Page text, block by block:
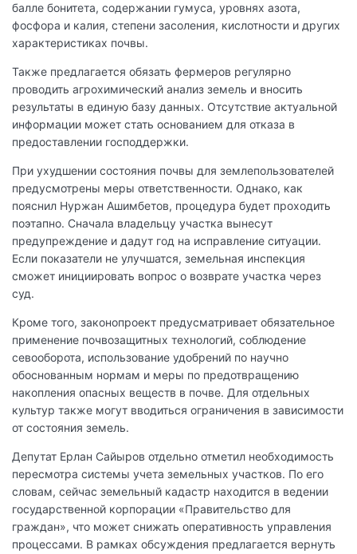
балле бонитета, содержании гумуса, уровнях азота,
фосфора и калия, степени засоления, кислотности и других
характеристиках почвы.
Также предлагается обязать фермеров регулярно
проводить агрохимический анализ земель и вносить
результаты в единую базу данных. Отсутствие актуальной
информации может стать основанием для отказа в
предоставлении господдержки.
При ухудшении состояния почвы для землепользователей
предусмотрены меры ответственности. Однако, как
пояснил Нуржан Ашимбетов, процедура будет проходить
поэтапно. Сначала владельцу участка вынесут
предупреждение и дадут год на исправление ситуации.
Если показатели не улучшатся, земельная инспекция
сможет инициировать вопрос о возврате участка через
суд.
Кроме того, законопроект предусматривает обязательное
применение почвозащитных технологий, соблюдение
севооборота, использование удобрений по научно
обоснованным нормам и меры по предотвращению
накопления опасных веществ в почве. Для отдельных
культур также могут вводиться ограничения в зависимости
от состояния земель.
Депутат Ерлан Сайыров отдельно отметил необходимость
пересмотра системы учета земельных участков. По его
словам, сейчас земельный кадастр находится в ведении
государственной корпорации «Правительство для
граждан», что может снижать оперативность управления
процессами. В рамках обсуждения предлагается вернуть